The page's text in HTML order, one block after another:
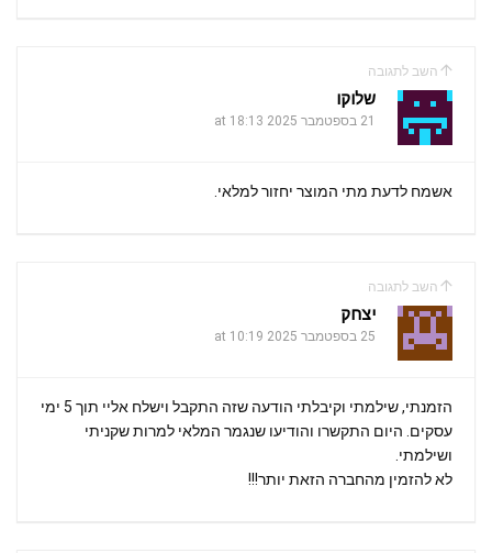
השב לתגובה
שלוקו
21 בספטמבר 2025 at 18:13
אשמח לדעת מתי המוצר יחזור למלאי.
השב לתגובה
יצחק
25 בספטמבר 2025 at 10:19
הזמנתי, שילמתי וקיבלתי הודעה שזה התקבל וישלח אליי תוך 5 ימי
עסקים. היום התקשרו והודיעו שנגמר המלאי למרות שקניתי
ושילמתי.
לא להזמין מהחברה הזאת יותר!!!